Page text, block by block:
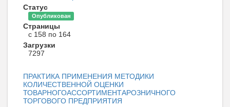
Статус
Опубликован
Страницы
с 158 по 164
Загрузки
7297
ПРАКТИКА ПРИМЕНЕНИЯ МЕТОДИКИ
КОЛИЧЕСТВЕННОЙ ОЦЕНКИ
ТОВАРНОГОАССОРТИМЕНТАРОЗНИЧНОГО
ТОРГОВОГО ПРЕДПРИЯТИЯ